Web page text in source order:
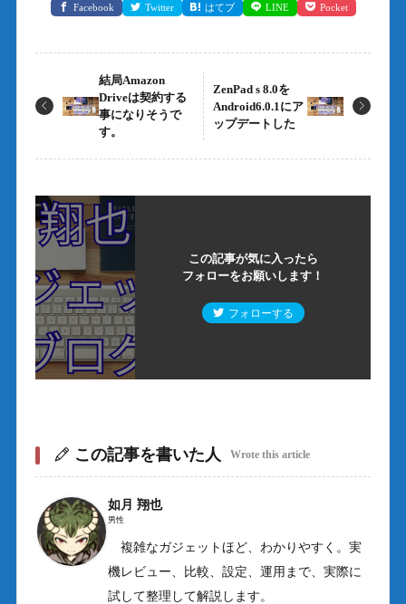
Facebook Twitter はてブ LINE Pocket
結局Amazon
Driveは契約する
事になりそうで
す。
ZenPad s 8.0を
Android6.0.1にア
ップデートした
この記事が気に入ったら
フォローをお願いします！
フォローする
この記事を書いた人 Wrote this article
如月 翔也
男性
複雑なガジェットほど、わかりやすく。実
機レビュー、比較、設定、運用まで、実際に
試して整理して解説します。